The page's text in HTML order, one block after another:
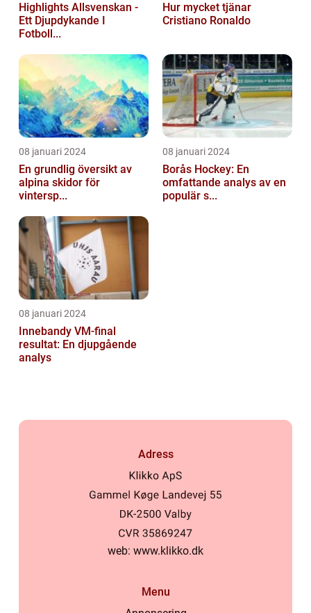
Highlights Allsvenskan -
Ett Djupdykande I
Fotboll...
Hur mycket tjänar
Cristiano Ronaldo
08 januari 2024
En grundlig översikt av
alpina skidor för
vintersp...
08 januari 2024
Borås Hockey: En
omfattande analys av en
populär s...
08 januari 2024
Innebandy VM-final
resultat: En djupgående
analys
Adress
web: www.klikko.dk
Menu